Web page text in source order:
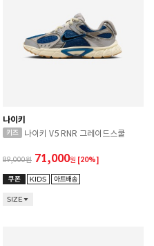
나이키
나이키 V5 RNR 그레이드스쿨
89,000 71,000원 [20%]
SIZE